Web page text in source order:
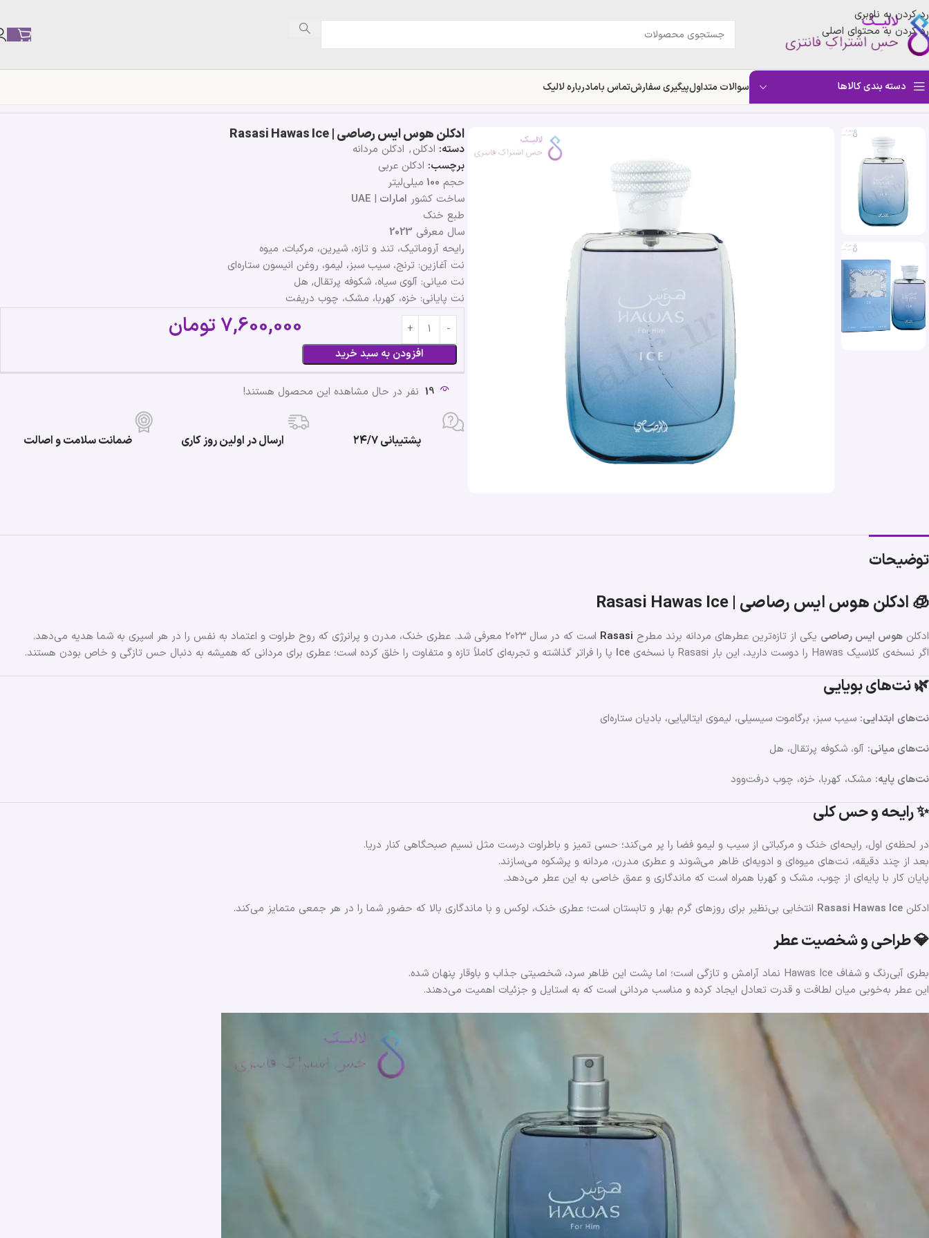
رد کردن به ناوبری
رد کردن به محتوای اصلی
دسته بندی کالاها سوالات متداولپیگیری سفارشتماس بامادرباره لالیک
خانه فروشگاه» ادکلن هوس ایس رصاصی | Rasasi Hawas Ice
ادکلن هوس ایس رصاصی | Rasasi Hawas Ice
دسته: ادکلن, ادکلن مردانه
برچسب: ادکلن عربی
حجم 100 میلی‌لیتر
ساخت کشور امارات |
UAE
طبع خنک
سال معرفی 2023
رایحه آروماتیک، تند و تازه، شیرین، مرکبات، میوه
نت آغازین: ترنج، سیب سبز، لیمو، روغن انیسون ستاره‌ای
نت میانی: آلوی سیاه، شکوفه پرتقال, هل
نت پایانی: خزه، کهربا، مشک، چوب دریفت
افزودن به سبد خرید
7,600,000تومان
19 نفر در حال مشاهده این محصول هستند!
پشتیبانی ۲۴/۷ ارسال در اولین روز کاری ضمانت سلامت و اصالت
توضیحات
🧊 ادکلن هوس ایس رصاصی | Rasasi Hawas Ice
ادکلن هوس ایس رصاصی یکی از تازه‌ترین عطرهای مردانه برند مطرح Rasasi است که در سال ۲۰۲۳ معرفی شد. عطری خنک، مدرن و پرانرژی که روح طراوت و اعتماد به نفس را در هر اسپری به شما هدیه می‌دهد.
اگر نسخه‌ی کلاسیک Hawas را دوست دارید، این بار Rasasi با نسخه‌ی
Ice پا را فراتر گذاشته و تجربه‌ای کاملاً تازه و متفاوت را خلق کرده است؛ عطری برای مردانی که همیشه به دنبال حس تازگی و خاص بودن هستند.
🌿 نت‌های بویایی
نت‌های ابتدایی: سیب سبز، برگاموت سیسیلی، لیموی ایتالیایی، بادیان ستاره‌ای
نت‌های میانی: آلو، شکوفه پرتقال، هل
نت‌های پایه: مشک، کهربا، خزه، چوب درفت‌وود
✨ رایحه و حس کلی
در لحظه‌ی اول، رایحه‌ای خنک و مرکباتی از سیب و لیمو فضا را پر می‌کند؛ حسی تمیز و باطراوت درست مثل نسیم صبحگاهی کنار دریا.
بعد از چند دقیقه، نت‌های میوه‌ای و ادویه‌ای ظاهر می‌شوند و عطری مدرن، مردانه و پرشکوه می‌سازند.
پایان کار با پایه‌ای از چوب، مشک و کهربا همراه است که ماندگاری و عمق خاصی به این عطر می‌دهد.
ادکلن Rasasi Hawas Ice انتخابی بی‌نظیر برای روزهای گرم بهار و تابستان است؛ عطری خنک، لوکس و با ماندگاری بالا که حضور شما را در هر جمعی متمایز می‌کند.
💎 طراحی و شخصیت عطر
بطری آبی‌رنگ و شفاف Hawas Ice نماد آرامش و تازگی است؛ اما پشت این ظاهر سرد، شخصیتی جذاب و باوقار پنهان شده.
این عطر به‌خوبی میان لطافت و قدرت تعادل ایجاد کرده و مناسب مردانی است که به استایل و جزئیات اهمیت می‌دهند.